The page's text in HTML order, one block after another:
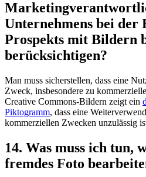
Unternehmens bei der
Prospekts mit Bildern
berücksichtigen?
Man muss sicherstellen, dass eine
Zweck, insbesondere zu
Creative Commons-Bildern zeigt ein
Piktogramm, dass eine
kommerziellen Zwecken unzulässig
14. Was muss ich tun,
fremdes Foto